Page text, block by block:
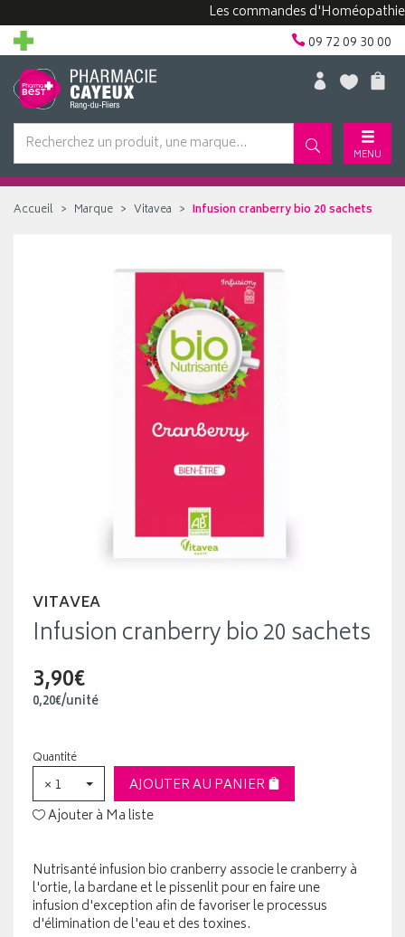
Les commandes d'Homéopathie
09 72 09 30 00
MENU
Accueil Marque Vitavea Infusion cranberry bio 20 sachets
VITAVEA
Infusion cranberry bio 20 sachets
3,90€
0,20€/unité
Quantité
× 1
AJOUTER AU PANIER
Ajouter à Ma liste
Nutrisanté infusion bio cranberry associe le cranberry à
l'ortie, la bardane et le pissenlit pour en faire une
infusion d'exception afin de favoriser le processus
d'élimination de l'eau et des toxines.